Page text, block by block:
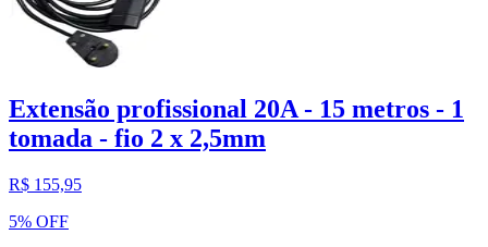
Extensão profissional 20A - 15 metros - 1
tomada - fio 2 x 2,5mm
R$ 155,95
5% OFF